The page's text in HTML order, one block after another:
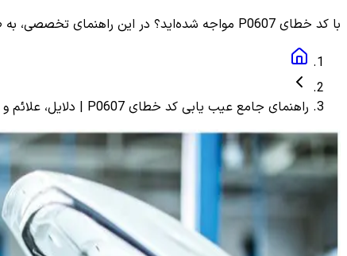
با کد خطای P0607 مواجه شده‌اید؟ در این راهنمای تخصصی، به صورت گام به گام با دلایل، علائم و روش‌های دقیق عیب یابی و رفع این ارور آشنا شوید.
راهنمای جامع عیب یابی کد خطای P0607 | دلایل، علائم و راهنمای مرحله به مرحله